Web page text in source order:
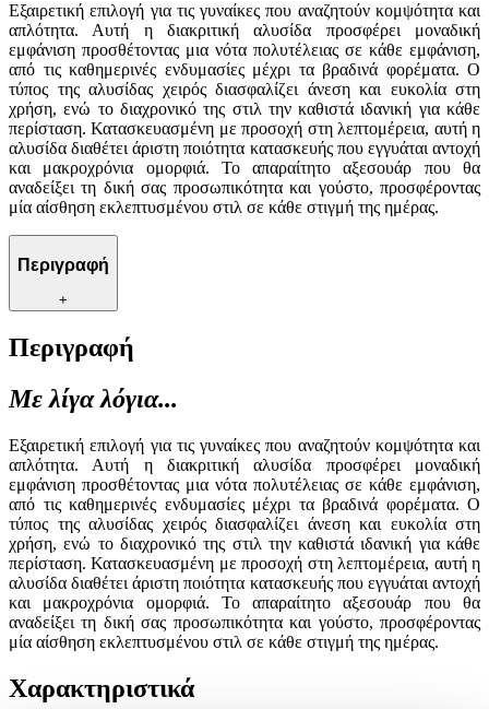
Εξαιρετική επιλογή για τις γυναίκες που αναζητούν κομψότητα και
απλότητα. Αυτή η διακριτική αλυσίδα προσφέρει μοναδική
εμφάνιση προσθέτοντας μια νότα πολυτέλειας σε κάθε εμφάνιση,
από τις καθημερινές ενδυμασίες μέχρι τα βραδινά φορέματα. Ο
τύπος της αλυσίδας χειρός διασφαλίζει άνεση και ευκολία στη
χρήση, ενώ το διαχρονικό της στιλ την καθιστά ιδανική για κάθε
περίσταση. Κατασκευασμένη με προσοχή στη λεπτομέρεια, αυτή η
αλυσίδα διαθέτει άριστη ποιότητα κατασκευής που εγγυάται αντοχή
και μακροχρόνια ομορφιά. Το απαραίτητο αξεσουάρ που θα
αναδείξει τη δική σας προσωπικότητα και γούστο, προσφέροντας
μία αίσθηση εκλεπτυσμένου στιλ σε κάθε στιγμή της ημέρας.
Περιγραφή
+
Περιγραφή
Με λίγα λόγια...
Εξαιρετική επιλογή για τις γυναίκες που αναζητούν κομψότητα και
απλότητα. Αυτή η διακριτική αλυσίδα προσφέρει μοναδική
εμφάνιση προσθέτοντας μια νότα πολυτέλειας σε κάθε εμφάνιση,
από τις καθημερινές ενδυμασίες μέχρι τα βραδινά φορέματα. Ο
τύπος της αλυσίδας χειρός διασφαλίζει άνεση και ευκολία στη
χρήση, ενώ το διαχρονικό της στιλ την καθιστά ιδανική για κάθε
περίσταση. Κατασκευασμένη με προσοχή στη λεπτομέρεια, αυτή η
αλυσίδα διαθέτει άριστη ποιότητα κατασκευής που εγγυάται αντοχή
και μακροχρόνια ομορφιά. Το απαραίτητο αξεσουάρ που θα
αναδείξει τη δική σας προσωπικότητα και γούστο, προσφέροντας
μία αίσθηση εκλεπτυσμένου στιλ σε κάθε στιγμή της ημέρας.
Χαρακτηριστικά